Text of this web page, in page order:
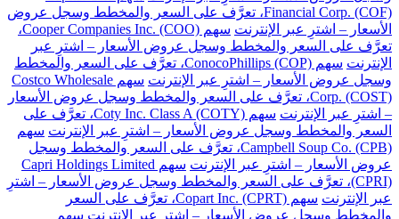
Financial Corp. (COF)، تعرَّف على السعر والمخطط وسجل عروض
الأسعار – اشترِ عبر الإنترنت
سهم Cooper Companies Inc. (COO)،
تعرَّف على السعر والمخطط وسجل عروض الأسعار – اشترِ عبر
الإنترنت
سهم ConocoPhillips (COP)، تعرَّف على السعر والمخطط
وسجل عروض الأسعار – اشترِ عبر الإنترنت
سهم Costco Wholesale
Corp. (COST)، تعرَّف على السعر والمخطط وسجل عروض الأسعار
– اشترِ عبر الإنترنت
سهم Coty Inc. Class A (COTY)، تعرَّف على
السعر والمخطط وسجل عروض الأسعار – اشترِ عبر الإنترنت سهم
Campbell Soup Co. (CPB)، تعرَّف على السعر والمخطط وسجل
عروض الأسعار – اشترِ عبر الإنترنت
سهم Capri Holdings Limited
(CPRI)، تعرَّف على السعر والمخطط وسجل عروض الأسعار – اشترِ
عبر الإنترنت
سهم Copart Inc. (CPRT)، تعرَّف على السعر
والمخطط وسجل عروض الأسعار – اشترِ عبر الإنترنت سهم